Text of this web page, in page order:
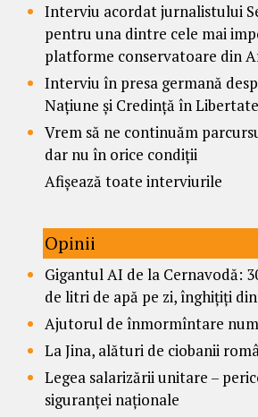
Interviu acordat jurnalistului
pentru una dintre cele mai
platforme conservatoare din
Interviu în presa germană
Națiune și Credință în
Vrem să ne continuăm
dar nu în orice condiții
Afișează toate interviurile
Opinii
Gigantul AI de la Cernavodă:
de litri de apă pe zi, înghițiți
Ajutorul de înmormîntare
La Jina, alături de ciobanii
Legea salarizării unitare –
siguranței naționale